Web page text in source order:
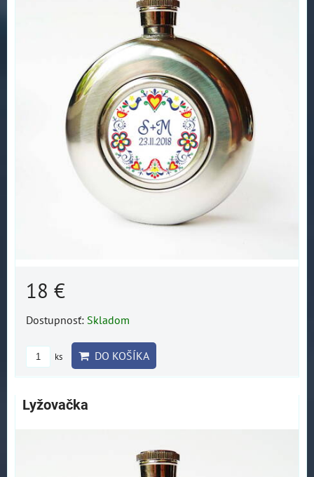
18 €
Dostupnosť: Skladom
ks DO KOŠÍKA
Lyžovačka